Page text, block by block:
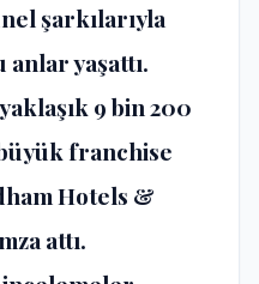
şarkılarıyla
yaşattı.
9 bin 200
franchise
Hotels &
attı.